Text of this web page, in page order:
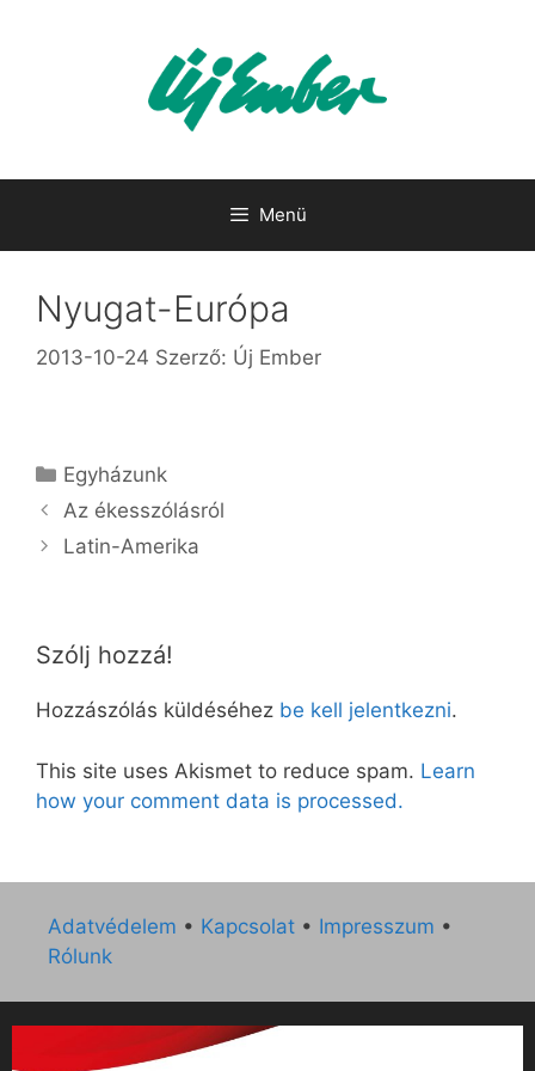
Menü
Nyugat-Európa
2013-10-24 Szerző: Új Ember
Kategória
Egyházunk
Az ékesszólásról
Latin-Amerika
Szólj hozzá!
Hozzászólás küldéséhez be kell jelentkezni.
This site uses Akismet to reduce spam. Learn
how your comment data is processed.
Adatvédelem • Kapcsolat • Impresszum •
Rólunk